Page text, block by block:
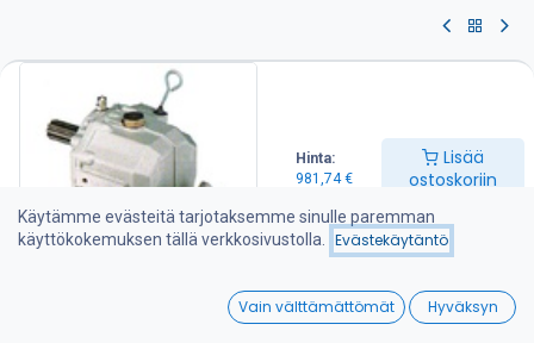
Hinta:
981,74€
Lisää
ostoskoriin
Wishlist
Twin Disc Technodrive TMC 40
merivaihde – välitys 1.45:1
TWIN DISC Technodrive merivaihteet valmistetaan amerikkalaisen
Twin Disc Technodrive S.R.L. tehtaalla Italiassa. Tehdas on
erikoistunut mekaanisten ja hydraulisten merivaihteiden lisäksi
erilaisiin teollisuuskytkimiin ja vaihteisiin joita tehdas toimittaa
moniin Euroopan ja Amerikan maihin. Lisää tietoa tehtaasta
Sopii myös Vetus Diesel, Beta Marin, Lomabardini
Käytämme evästeitä tarjotaksemme sinulle paremman
käyttökokemuksen tällä verkkosivustolla.
Evästekäytäntö
Vain välttämättömät Hyväksyn